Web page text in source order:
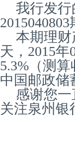
我行发行
本期理财
天，2015
5.3%（测
中国邮政储
感谢您
关注泉州银